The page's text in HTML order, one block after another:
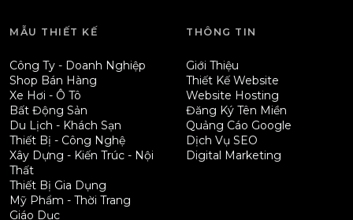
MẪU THIẾT KẾ
Công Ty - Doanh Nghiệp
Shop Bán Hàng
Xe Hơi - Ô Tô
Bất Động Sản
Du Lịch - Khách Sạn
Thiết Bị - Công Nghệ
Xây Dựng - Kiến Trúc - Nội
Thất
Thiết Bị Gia Dụng
Mỹ Phẩm - Thời Trang
Giáo Dục
THÔNG TIN
Giới Thiệu
Thiết Kế Website
Website Hosting
Đăng Ký Tên Miền
Quảng Cáo Google
Dịch Vụ SEO
Digital Marketing